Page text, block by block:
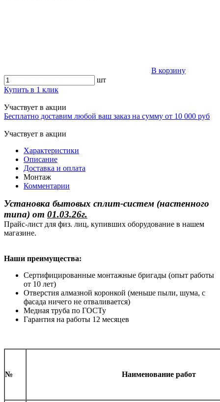
В корзину
шт
Купить в 1 клик
Участвует в акции
Бесплатно доставим любой ваш заказ на сумму от 10 000 руб
Участвует в акции
Характеристики
Описание
Доставка и оплата
Монтаж
Комментарии
Установка бытовых сплит-систем (настенного
типа) от 01.03.26г.
Прайс-лист для физ. лиц, купивших оборудование в нашем
магазине.
Наши преимущества:
Сертифицированные монтажные бригады (опыт работы
от 10 лет)
Отверстия алмазной коронкой (меньше пыли, шума, с
фасада ничего не отваливается)
Медная труба по ГОСТу
Гарантия на работы 12 месяцев
№ Наименование работ